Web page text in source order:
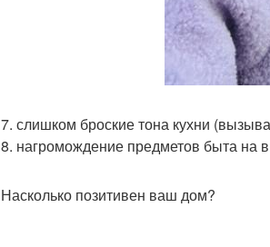
7. слишком броские тона кухни
8. нагромождение предметов быта на
Насколько позитивен ваш дом?